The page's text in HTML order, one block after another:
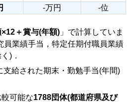
-万円 -位
＋賞与(年額) 」で計算していま
員業績手当，特定任期付職員業績
)．
支給された期末・勤勉手当(年間)
較可能な1788団体(都道府県及び